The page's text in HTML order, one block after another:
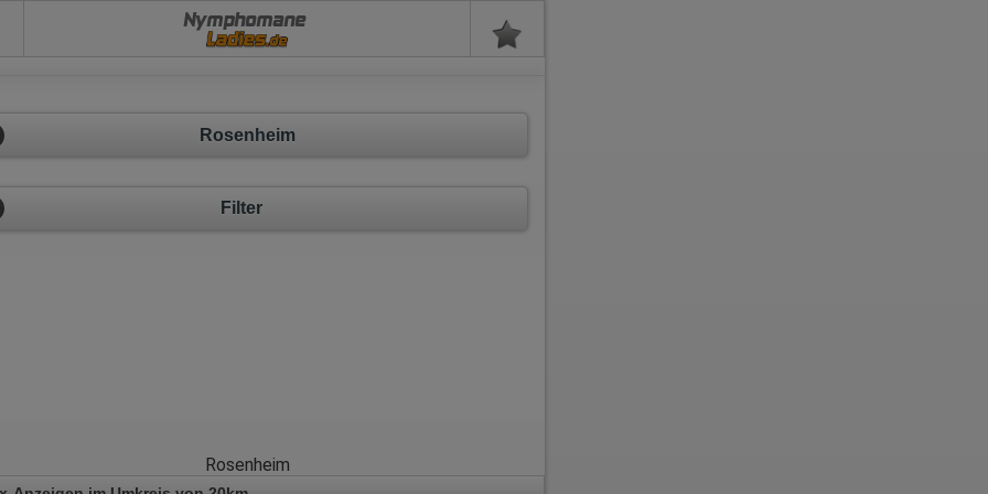
Nymphomane
Rosenheim
Filter
Rosenheim